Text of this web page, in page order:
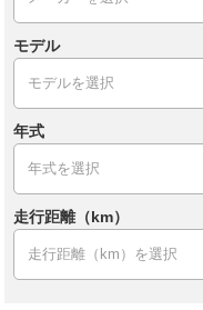
モデル
年式
走行距離（km）